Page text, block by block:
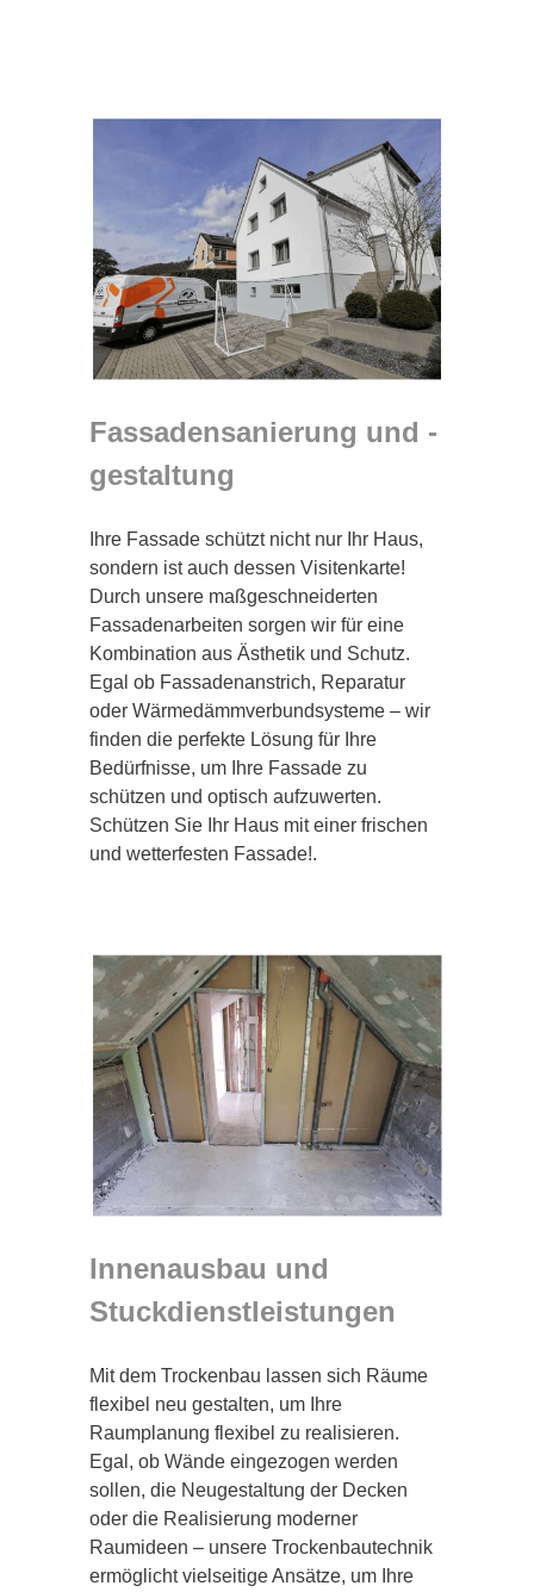
Fassadensanierung und -
gestaltung
Ihre Fassade schützt nicht nur Ihr Haus,
sondern ist auch dessen Visitenkarte!
Durch unsere maßgeschneiderten
Fassadenarbeiten sorgen wir für eine
Kombination aus Ästhetik und Schutz.
Egal ob Fassadenanstrich, Reparatur
oder Wärmedämmverbundsysteme – wir
finden die perfekte Lösung für Ihre
Bedürfnisse, um Ihre Fassade zu
schützen und optisch aufzuwerten.
Schützen Sie Ihr Haus mit einer frischen
und wetterfesten Fassade!.
Innenausbau und
Stuckdienstleistungen
Mit dem Trockenbau lassen sich Räume
flexibel neu gestalten, um Ihre
Raumplanung flexibel zu realisieren.
Egal, ob Wände eingezogen werden
sollen, die Neugestaltung der Decken
oder die Realisierung moderner
Raumideen – unsere Trockenbautechnik
ermöglicht vielseitige Ansätze, um Ihre